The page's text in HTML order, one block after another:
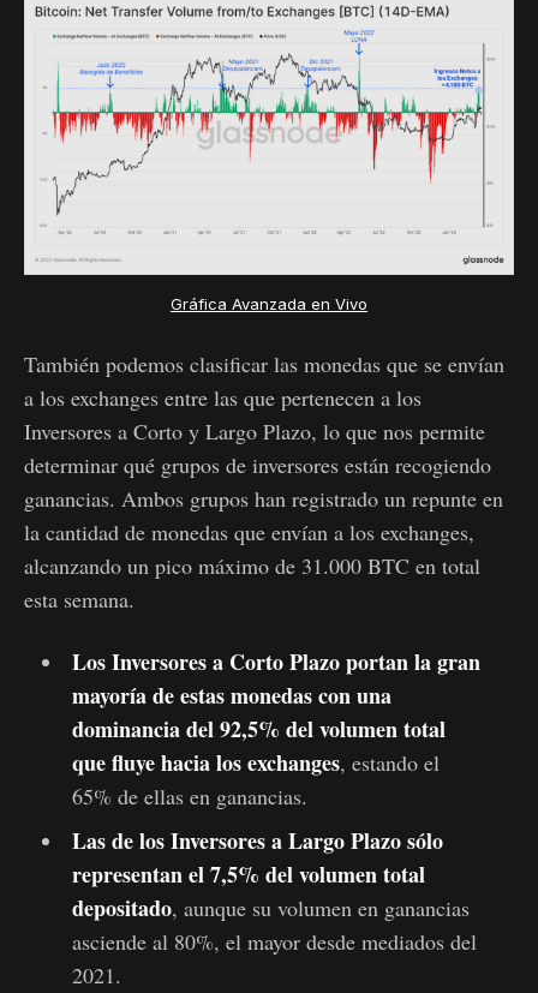
Gráfica Avanzada en Vivo
También podemos clasificar las monedas que se envían
a los exchanges entre las que pertenecen a los
Inversores a Corto y Largo Plazo, lo que nos permite
determinar qué grupos de inversores están recogiendo
ganancias. Ambos grupos han registrado un repunte en
la cantidad de monedas que envían a los exchanges,
alcanzando un pico máximo de 31.000 BTC en total
esta semana.
Los Inversores a Corto Plazo portan la gran
mayoría de estas monedas con una
dominancia del 92,5% del volumen total
que fluye hacia los exchanges, estando el
65% de ellas en ganancias.
Las de los Inversores a Largo Plazo sólo
representan el 7,5% del volumen total
depositado, aunque su volumen en ganancias
asciende al 80%, el mayor desde mediados del
2021.